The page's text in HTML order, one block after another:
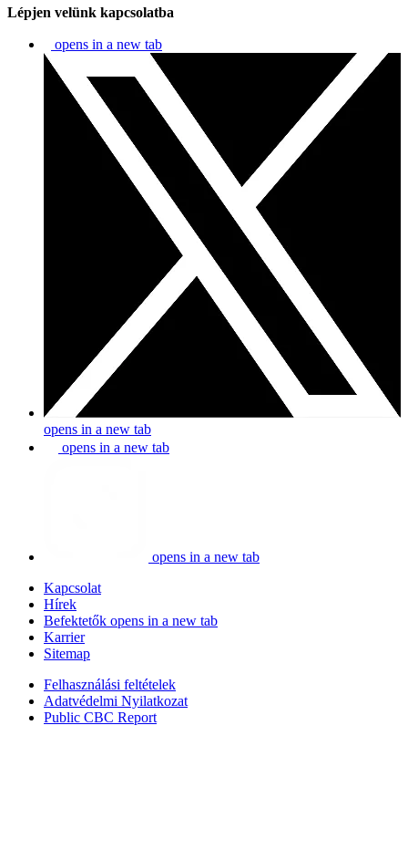
Lépjen velünk kapcsolatba
opens in a new tab
opens in a new tab
opens in a new tab
opens in a new tab
Kapcsolat
Hírek
Befektetők opens in a new tab
Karrier
Sitemap
Felhasználási feltételek
Adatvédelmi Nyilatkozat
Public CBC Report